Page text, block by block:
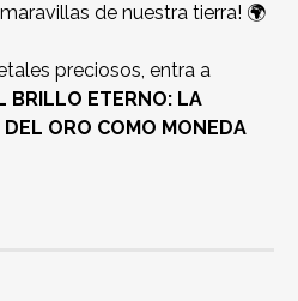
de nuestra tierra! 🌍
preciosos, entra a
BRILLO ETERNO: LA
ORO COMO MONEDA